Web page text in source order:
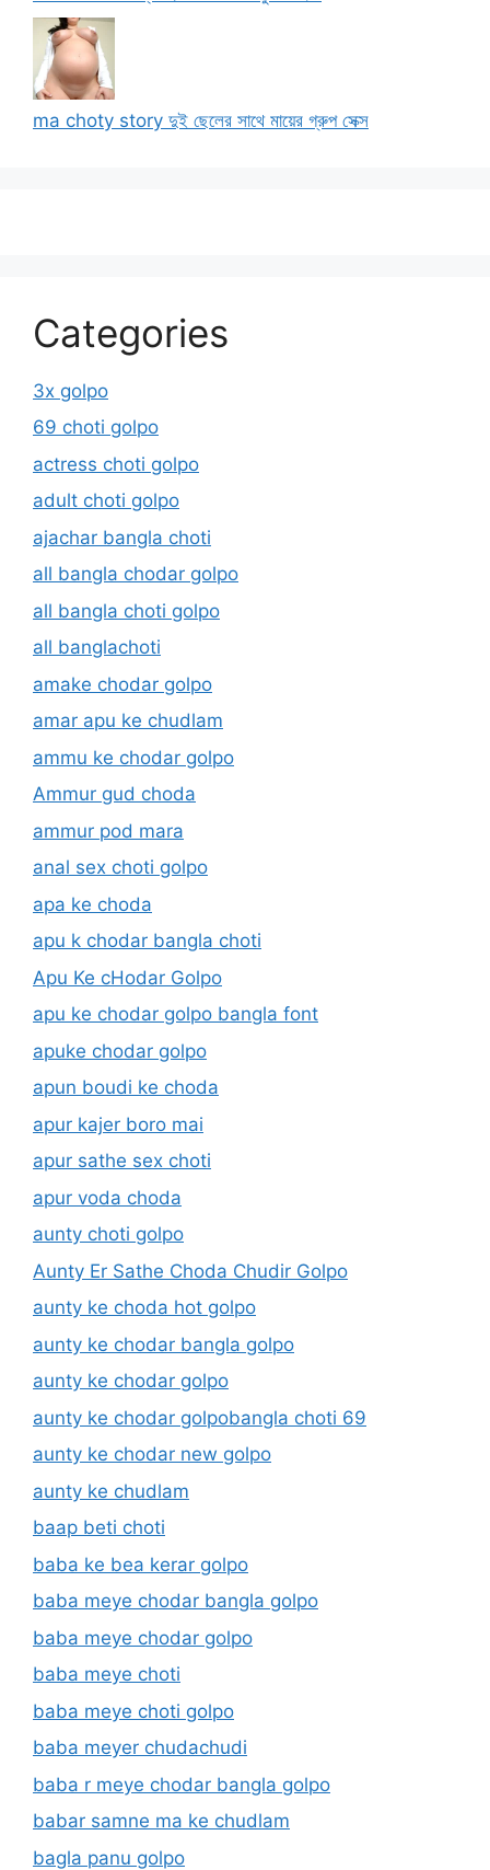
ma choty story দুই ছেলের সাথে মায়ের গ্রুপ সেক্স
Categories
3x golpo
69 choti golpo
actress choti golpo
adult choti golpo
ajachar bangla choti
all bangla chodar golpo
all bangla choti golpo
all banglachoti
amake chodar golpo
amar apu ke chudlam
ammu ke chodar golpo
Ammur gud choda
ammur pod mara
anal sex choti golpo
apa ke choda
apu k chodar bangla choti
Apu Ke cHodar Golpo
apu ke chodar golpo bangla font
apuke chodar golpo
apun boudi ke choda
apur kajer boro mai
apur sathe sex choti
apur voda choda
aunty choti golpo
Aunty Er Sathe Choda Chudir Golpo
aunty ke choda hot golpo
aunty ke chodar bangla golpo
aunty ke chodar golpo
aunty ke chodar golpobangla choti 69
aunty ke chodar new golpo
aunty ke chudlam
baap beti choti
baba ke bea kerar golpo
baba meye chodar bangla golpo
baba meye chodar golpo
baba meye choti
baba meye choti golpo
baba meyer chudachudi
baba r meye chodar bangla golpo
babar samne ma ke chudlam
bagla panu golpo